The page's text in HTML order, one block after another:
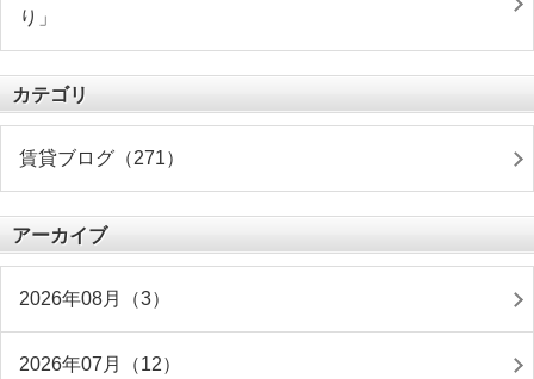
り」
カテゴリ
賃貸ブログ（271）
アーカイブ
2026年08月（3）
2026年07月（12）